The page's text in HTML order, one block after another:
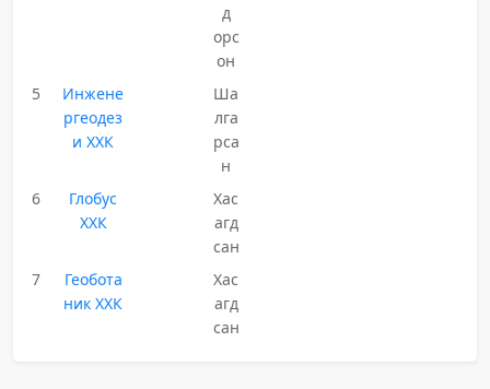
д
орс
он
5
Инжене
ргеодез
и ХХК
Ша
лга
рса
н
6
Глобус
ХХК
Хас
агд
сан
7
Геобота
ник ХХК
Хас
агд
сан